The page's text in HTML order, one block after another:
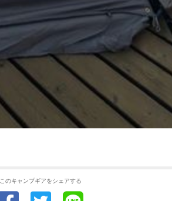
このキャンプギアをシェアする